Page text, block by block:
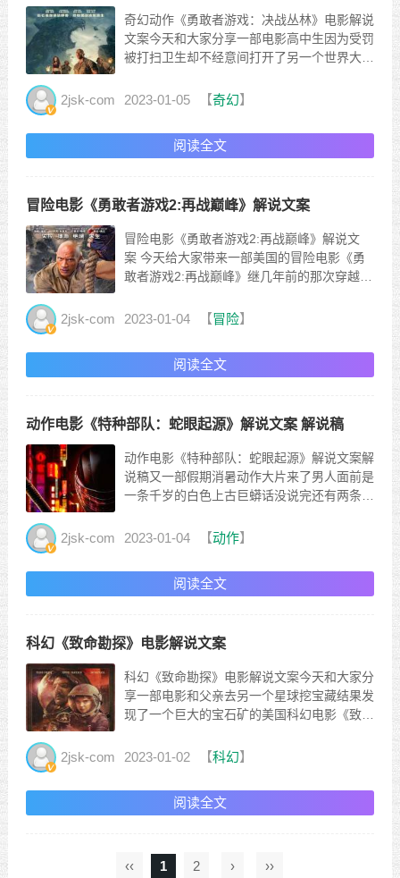
奇幻动作《勇敢者游戏：决战丛林》电影解说
文案今天和大家分享一部电影高中生因为受罚
被打扫卫生却不经意间打开了另一个世界大门
家好，这是XXX讲电影电影开始了穿红衣服的
回家恰好家里的儿子非常沉迷于玩游戏只为自
己的儿子玩这家伙不...
2jsk-com 2023-01-05 【奇幻】
阅读全文
冒险电影《勇敢者游戏2:再战巅峰》解说文案
冒险电影《勇敢者游戏2:再战巅峰》解说文
案 今天给大家带来一部美国的冒险电影《勇
敢者游戏2:再战巅峰》继几年前的那次穿越冒
人也依旧保持着那份友情随着暑假的到来几位
小卷毛做出了一个惊人的决定他从地下室中
2jsk-com 2023-01-04 【冒险】
阅读全文
动作电影《特种部队：蛇眼起源》解说文案 解说稿
动作电影《特种部队：蛇眼起源》解说文案解
说稿又一部假期消暑动作大片来了男人面前是
一条千岁的白色上古巨蟒话没说完还有两条黑
最新科幻动作大片拥有超自然力量的宝石日本
种部队重启作品蛇眼起源20年前父亲带着儿
子来到郊外小屋准...
2jsk-com 2023-01-04 【动作】
阅读全文
科幻《致命勘探》电影解说文案
科幻《致命勘探》电影解说文案今天和大家分
享一部电影和父亲去另一个星球挖宝藏结果发
现了一个巨大的宝石矿的美国科幻电影《致命
在21世纪末人类科技已经非常发达了可以依
人多半是为了挖宝石赚钱美美和爸爸是从事这
份工作的人但是因为...
2jsk-com 2023-01-02 【科幻】
阅读全文
‹‹ 1 2 › ››